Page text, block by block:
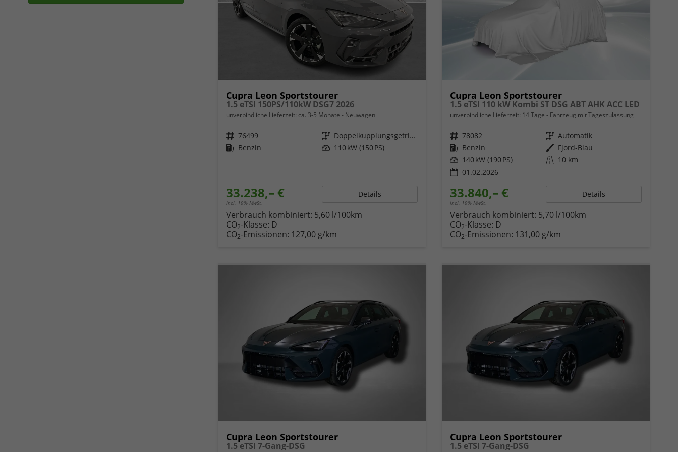
Cupra Leon Sportstourer
1.5 eTSI 150PS/110kW DSG7 2026
unverbindliche Lieferzeit: ca. 3-5 Monate Neuwagen
Fahrzeugnr. 76499 Getriebe
Doppelkupplungsgetriebe (DSG)
Kraftstoff Benzin Leistung 110 kW (150 PS)
33.238,– €
incl. 19% MwSt.
Details
Verbrauch kombiniert: 5,60 l/100km
CO2-Klasse: D
CO2-Emissionen: 127,00 g/km
Cupra Leon Sportstourer
1.5 eTSI 110 kW Kombi ST DSG ABT AHK ACC LED
unverbindliche Lieferzeit: 14 Tage Fahrzeug mit Tageszulassung
Fahrzeugnr. 78082 Getriebe Automatik
Kraftstoff Benzin Außenfarbe Fjord-Blau
Leistung 140 kW (190 PS) Kilometerstand 10 km
01.02.2026
33.840,– €
incl. 19% MwSt.
Details
Verbrauch kombiniert: 5,70 l/100km
CO2-Klasse: D
CO2-Emissionen: 131,00 g/km
Cupra Leon Sportstourer
1.5 eTSI 7-Gang-DSG
Cupra Leon Sportstourer
1.5 eTSI 7-Gang-DSG